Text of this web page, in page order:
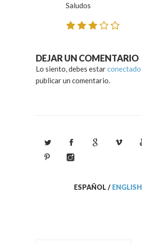
Saludos
DEJAR UN COMENTARIO
Lo siento, debes estarconectado
publicar un comentario.
ESPAÑOL / ENGLISH